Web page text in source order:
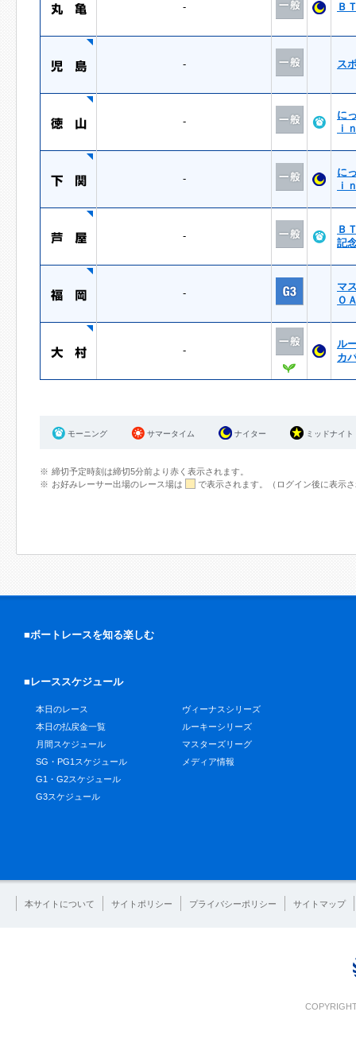
- Ｂ
- ス
-
に
ｉ
-
に
ｉ
-
Ｂ
記
-
マ
Ｏ
-
ル
カ
モーニング サマータイム ナイター ミッドナイト
締切予定時刻は締切5分前より赤く表示されます。
お好みレーサー出場のレース場は
で表示されます。（ログイン後に表示
■ボートレースを知る楽しむ
■レーススケジュール
本日のレース
本日の払戻金一覧
月間スケジュール
SG・PG1スケジュール
G1・G2スケジュール
G3スケジュール
ヴィーナスシリーズ
ルーキーシリーズ
マスターズリーグ
メディア情報
本サイトについて サイトポリシー プライバシーポリシー サイトマップ